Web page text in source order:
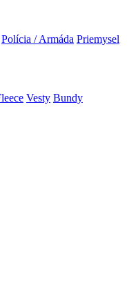
Polícia / Armáda Priemysel
Vesty Bundy